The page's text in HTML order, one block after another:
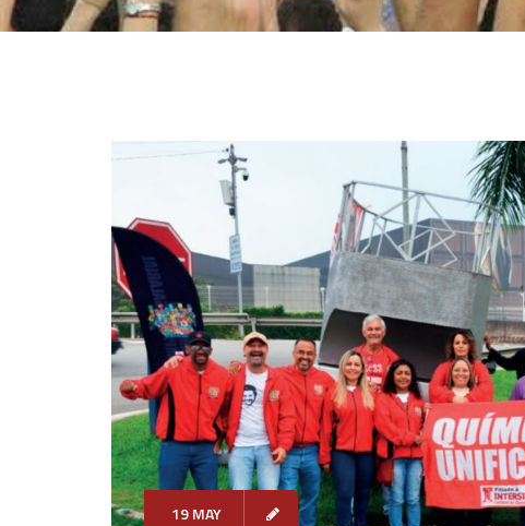
19 MAY